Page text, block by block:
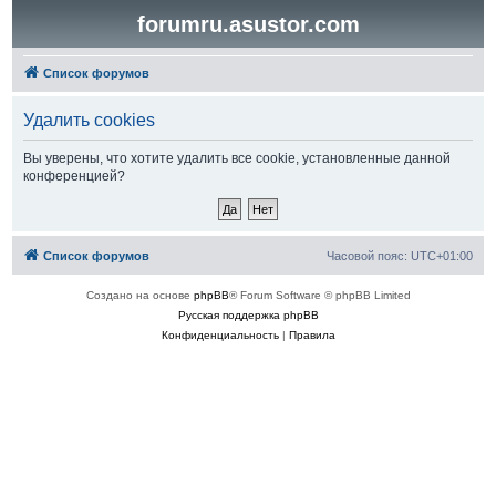
forumru.asustor.com
Список форумов
Удалить cookies
Вы уверены, что хотите удалить все cookie, установленные данной
конференцией?
Список форумов Часовой пояс: UTC+01:00
Создано на основе phpBB® Forum Software © phpBB Limited
Русская поддержка phpBB
Конфиденциальность| Правила